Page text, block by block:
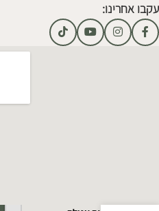
עקבו אחרינו: